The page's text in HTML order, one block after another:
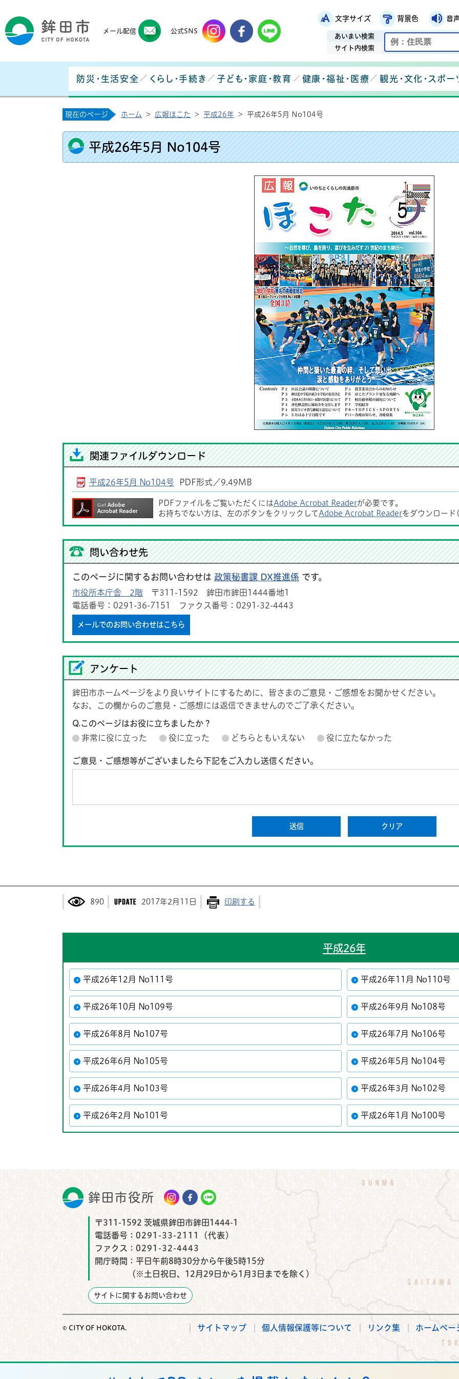
鉾田市役所ホームページ文字サイズ 背景色 音
あいまい検索
サイト内検索
メール配信
鉾田市メールマガジン
公式SNS
鉾田市公式Instagram
鉾田市公式Facebook
鉾田市公式LINE
防災・生活安全 くらし・手続き 子ども・家庭・教育 健康・福祉・医療 観光・文化・スポー
現在のページ ホーム > 広報ほこた > 平成26年 > 平成26年5月 No104号
平成26年5月 No104号
関連ファイルダウンロード
平成26年5月 No104号 PDF形式／9.49MB
PDFファイルをご覧いただくにはAdobe Acrobat Readerが必要です。
お持ちでない方は、左のボタンをクリックして Adobe Acrobat Readerをダウンロード
問い合わせ先
このページに関するお問い合わせは 政策秘書課 DX推進係 です。
市役所本庁舎 2階 〒311-1592 鉾田市鉾田1444番地1
電話番号：0291-36-7151 ファクス番号：0291-32-4443
メールでのお問い合わせはこちら
アンケート
鉾田市ホームページをより良いサイトにするために、皆さまのご意見・ご感想をお聞かせください。
なお、この欄からのご意見・ご感想には返信できませんのでご了承ください。
Q.このページはお役に立ちましたか？
非常に役に立った
役に立った どちらともいえない 役に立たなかった
ご意見・ご感想等がございましたら下記をご入力し送信ください。
890 2017年2月11日 印刷する
平成26年
平成26年12月 No111号 平成26年11月 No110号
平成26年10月 No109号 平成26年9月 No108号
平成26年8月 No107号 平成26年7月 No106号
平成26年6月 No105号 平成26年5月 No104号
平成26年4月 No103号 平成26年3月 No102号
平成26年2月 No101号 平成26年1月 No100号
鉾田市役所 鉾田市公式Instagram
鉾田市公式Facebook
鉾田市公式LINE
〒311-1592 茨城県鉾田市鉾田1444-1
電話番号： 0291-33-2111（代表）
ファクス： 0291-32-4443
開庁時間： 平日午前8時30分から午後5時15分
（※土日祝日、12月29日から1月3日までを除く）
サイトに関するお問い合わせ
© CITY OF HOKOTA. サイトマップ 個人情報保護等について リンク集 ホームペー